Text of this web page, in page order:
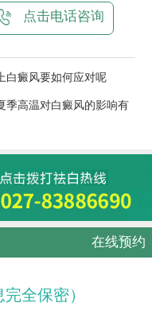
点击电话咨询
白癜风要如何应对呢
季高温对白癜风的影响有
在线预约
完全保密）